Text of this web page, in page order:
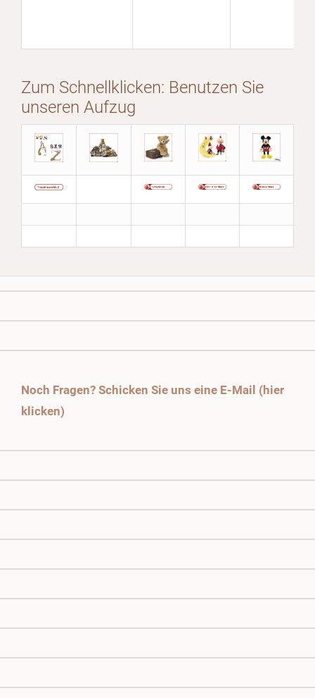
Zum Schnellklicken: Benutzen Sie
unseren Aufzug
Noch Fragen? Schicken Sie uns eine E-Mail (hier
klicken)